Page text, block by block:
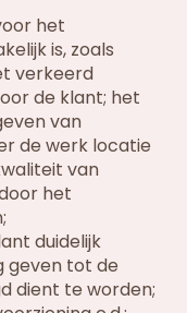
het
is, zoals
verkeerd
de klant; het
van
de werk locatie
van
het
duidelijk
geven tot de
dient te worden;